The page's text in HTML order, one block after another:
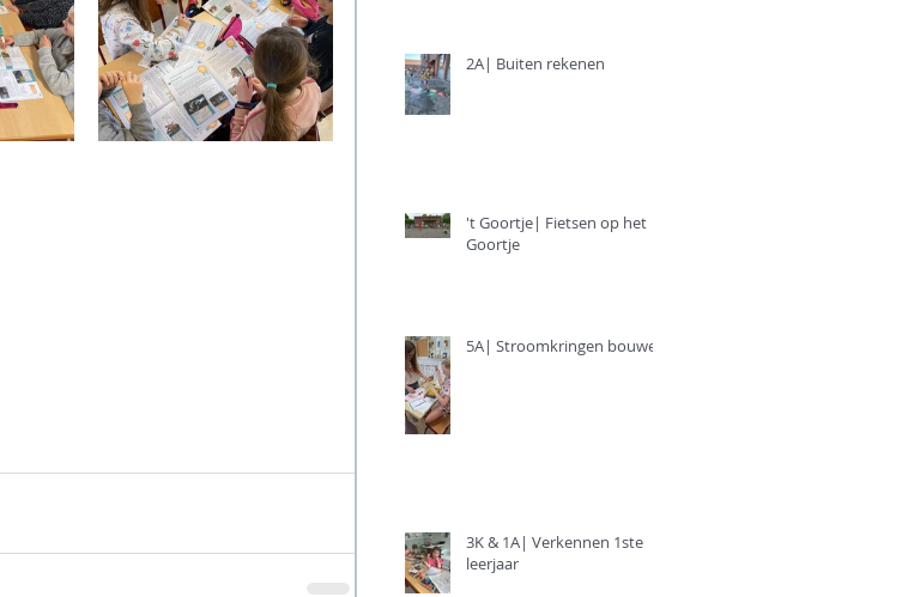
2A| Buiten rekenen
't Goortje| Fietsen op het
Goortje
5A| Stroomkringen bouwen
3K & 1A| Verkennen 1ste
leerjaar